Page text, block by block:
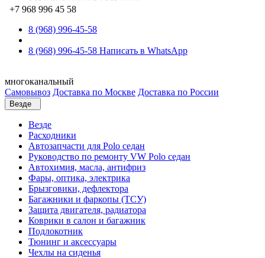
+7 968 996 45 58
8 (968) 996-45-58
8 (968) 996-45-58 Написать в WhatsApp
многоканальный
Самовывоз Доставка по Москве Доставка по России
Везде
Везде
Расходники
Автозапчасти для Polo седан
Руководство по ремонту VW Polo седан
Автохимия, масла, антифриз
Фары, оптика, электрика
Брызговики, дефлектора
Багажники и фаркопы (ТСУ)
Защита двигателя, радиатора
Коврики в салон и багажник
Подлокотник
Тюнинг и аксессуары
Чехлы на сиденья